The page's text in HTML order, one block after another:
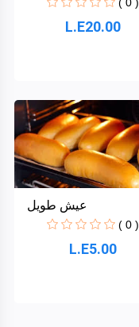
L.E20.00
عيش طويل
( 0 )
L.E5.00